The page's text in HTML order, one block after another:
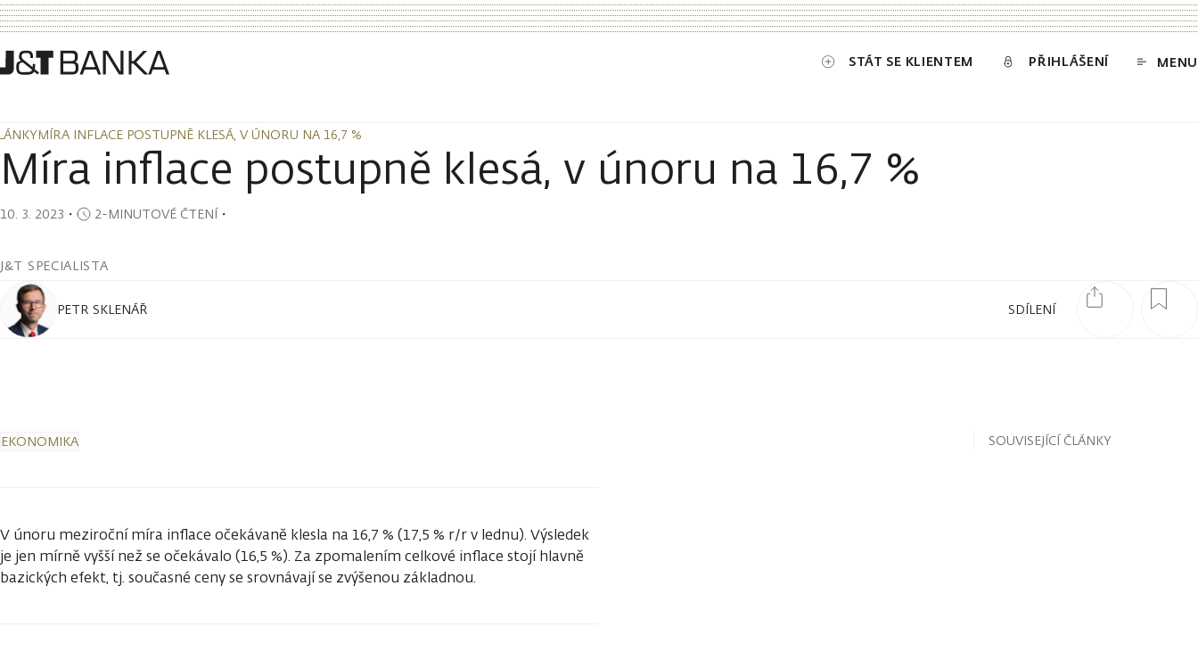
STÁT SE KLIENTEM PŘIHLÁŠENÍ MENU
MÍRA INFLACE POSTUPNĚ KLESÁ, V ÚNORU NA 16,7 %
MÍRA INFLACE POSTUPNĚ KLESÁ, V ÚNORU NA 16,7 %
Míra inflace postupně klesá, v únoru na 16,7 %
10. 3. 2023 ・ 2-MINUTOVÉ ČTENÍ・
J&T SPECIALISTA
SDÍLENÍ
PETR SKLENÁŘ
EKONOMIKA
V únoru meziroční míra inflace očekávaně klesla na 16,7 % (17,5 % r/r v lednu). Výsledek
je jen mírně vyšší než se očekávalo (16,5 %). Za zpomalením celkové inflace stojí hlavně
bazických efekt, tj. současné ceny se srovnávají se zvýšenou základnou.
SOUVISEJÍCÍ ČLÁNKY